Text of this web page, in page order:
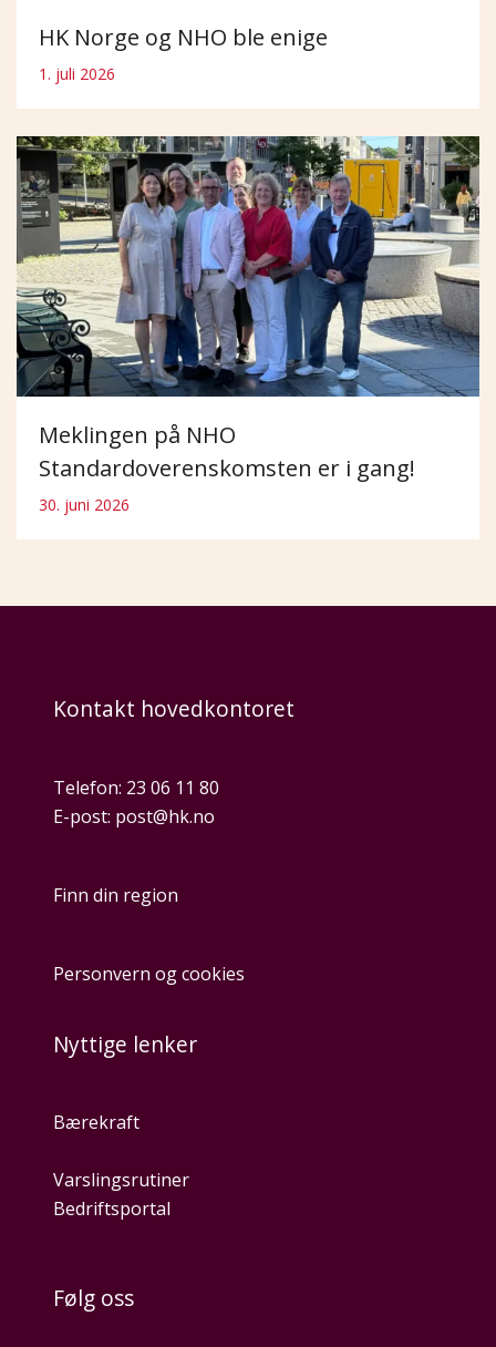
HK Norge og NHO ble enige
1. juli 2026
Meklingen på NHO
Standardoverenskomsten er i gang!
30. juni 2026
Kontakt hovedkontoret
Telefon: 23 06 11 80
E-post: post@hk.no
Finn din region
Personvern og cookies
Nyttige lenker
Bærekraft
Varslingsrutiner
Bedriftsportal
Følg oss